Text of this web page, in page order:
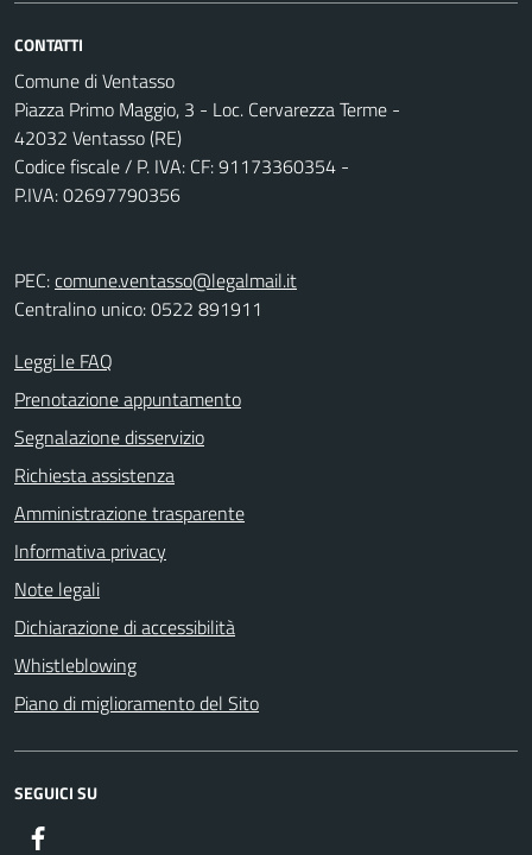
CONTATTI
Comune di Ventasso
Piazza Primo Maggio, 3 - Loc. Cervarezza Terme -
42032 Ventasso (RE)
Codice fiscale / P. IVA: CF: 91173360354 -
P.IVA: 02697790356
PEC:comune.ventasso@legalmail.it
Centralino unico: 0522 891911
Leggi le FAQ
Prenotazione appuntamento
Segnalazione disservizio
Richiesta assistenza
Amministrazione trasparente
Informativa privacy
Note legali
Dichiarazione di accessibilità
Whistleblowing
Piano di miglioramento del Sito
SEGUICI SU